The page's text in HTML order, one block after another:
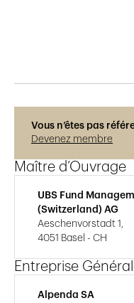
Vous n’êtes pas
Devenez membre
Maître d’Ouvrage
UBS Fund
(Switzerland) AG
Aeschenvorstadt 1,
4051 Basel - CH
Entreprise
Alpenda SA